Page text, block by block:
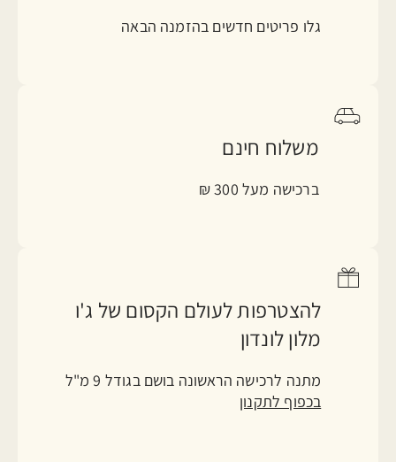
גלו פריטים חדשים בהזמנה הבאה
משלוח חינם
ברכישה מעל 300 ₪
להצטרפות לעולם הקסום של ג'ו
מלון לונדון
מתנה לרכישה הראשונה בושם בגודל 9 מ"ל
בכפוף לתקנון